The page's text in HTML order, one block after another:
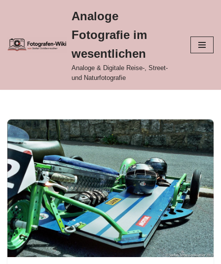
Inhalt
springen
Analoge
Fotografie im
wesentlichen
Analoge & Digitale Reise-, Street-
und Naturfotografie